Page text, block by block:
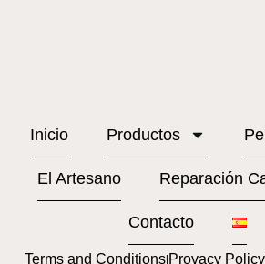
Inicio Productos
El Artesano Reparación
Contacto
Terms and ConditionslProvacy Policy